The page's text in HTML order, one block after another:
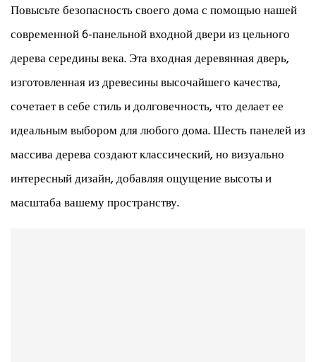
Повысьте безопасность своего дома с помощью нашей
современной 6-панельной входной двери из цельного
дерева середины века. Эта входная деревянная дверь,
изготовленная из древесины высочайшего качества,
сочетает в себе стиль и долговечность, что делает ее
идеальным выбором для любого дома. Шесть панелей из
массива дерева создают классический, но визуально
интересный дизайн, добавляя ощущение высоты и
масштаба вашему пространству.